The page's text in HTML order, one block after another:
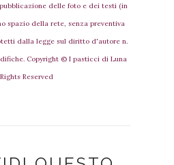
pubblicazione delle foto e dei testi (in
spazio della rete, senza preventiva
dalla legge sul diritto d'autore n.
Copyright © I pasticci di Luna
Reserved